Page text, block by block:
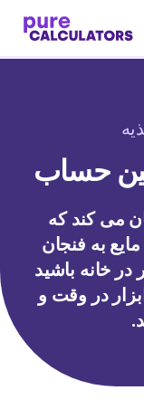
حساب
می کند که
به فنجان
خانه باشید
در وقت و